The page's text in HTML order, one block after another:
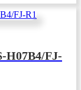
H07B4/FJ-